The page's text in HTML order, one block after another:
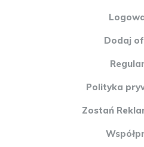
Dodaj
Polityka
Zostań